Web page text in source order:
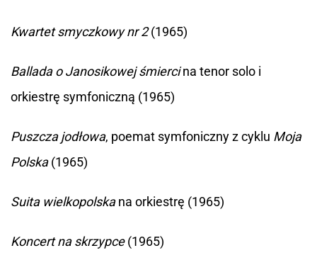
Kwartet smyczkowy nr 2(1965)
Ballada o Janosikowej śmiercina tenor solo i
orkiestrę symfoniczną (1965)
Puszcza jodłowa, poemat symfoniczny z cyklu Moja
Polska(1965)
Suita wielkopolskana orkiestrę (1965)
Koncert na skrzypce(1965)